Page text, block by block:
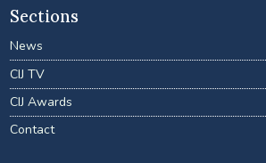
Sections
News
CIJ TV
CIJ Awards
Contact